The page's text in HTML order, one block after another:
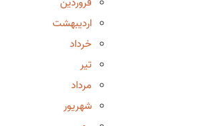
اردیبهشت
خرداد
تیر
مرداد
شهریور